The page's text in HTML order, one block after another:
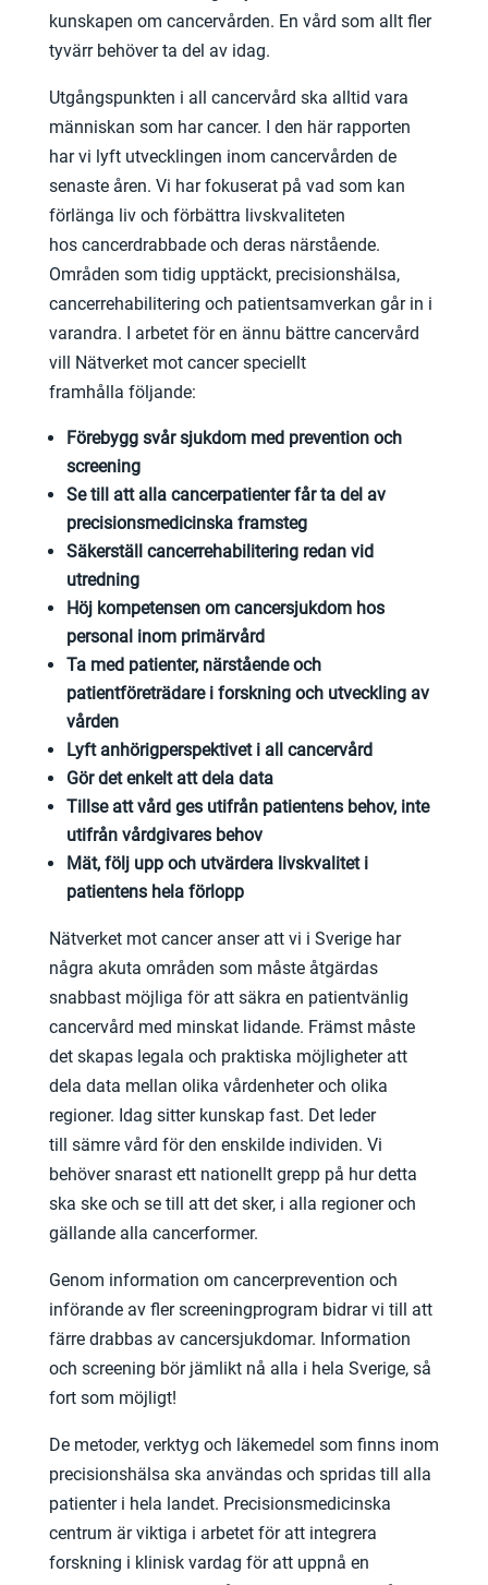
kunskapen om cancervården. En vård som allt fler
tyvärr behöver ta del av idag.
Utgångspunkten i all cancervård ska alltid vara
människan som har cancer. I den här rapporten
har vi lyft utvecklingen inom cancervården de
senaste åren. Vi har fokuserat på vad som kan
förlänga liv och förbättra livskvaliteten
hos cancerdrabbade och deras närstående.
Områden som tidig upptäckt, precisionshälsa,
cancerrehabilitering och patientsamverkan går in i
varandra. I arbetet för en ännu bättre cancervård
vill Nätverket mot cancer speciellt
framhålla följande:
Förebygg svår sjukdom med prevention och
screening
Se till att alla cancerpatienter får ta del av
precisionsmedicinska framsteg
Säkerställ cancerrehabilitering redan vid
utredning
Höj kompetensen om cancersjukdom hos
personal inom primärvård
Ta med patienter, närstående och
patientföreträdare i forskning och utveckling av
vården
Lyft anhörigperspektivet i all cancervård
Gör det enkelt att dela data
Tillse att vård ges utifrån patientens behov, inte
utifrån vårdgivares behov
Mät, följ upp och utvärdera livskvalitet i
patientens hela förlopp
Nätverket mot cancer anser att vi i Sverige har
några akuta områden som måste åtgärdas
snabbast möjliga för att säkra en patientvänlig
cancervård med minskat lidande. Främst måste
det skapas legala och praktiska möjligheter att
dela data mellan olika vårdenheter och olika
regioner. Idag sitter kunskap fast. Det leder
till sämre vård för den enskilde individen. Vi
behöver snarast ett nationellt grepp på hur detta
ska ske och se till att det sker, i alla regioner och
gällande alla cancerformer.
Genom information om cancerprevention och
införande av fler screeningprogram bidrar vi till att
färre drabbas av cancersjukdomar. Information
och screening bör jämlikt nå alla i hela Sverige, så
fort som möjligt!
De metoder, verktyg och läkemedel som finns inom
precisionshälsa ska användas och spridas till alla
patienter i hela landet. Precisionsmedicinska
centrum är viktiga i arbetet för att integrera
forskning i klinisk vardag för att uppnå en